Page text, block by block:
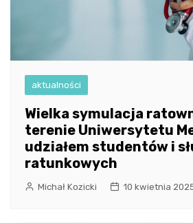
aktualności
Wielka symulacja
terenie Uniwersytetu
udziałem studentów i
ratunkowych
Michał Kozicki 10 kwietnia